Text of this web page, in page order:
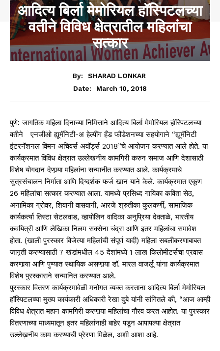
आदित्य बिर्ला मेमोरियल हॉस्पिटलच्या
वतीने विविध क्षेत्रातील महिलांचा
सत्कार
By:
SHARAD LONKAR
Date:
March 10, 2018
पुणे: जागतिक महिला दिनाच्या निमित्ताने आदित्य बिर्ला मेमोरियल हॉस्पिटलच्या
वतीने एनजीओ ह्यूमॅनिटी-अ हेल्पींग हँड फौंडेशनच्या सहयोगाने “ह्यूमॅनिटी
इंटरनॅशनल विमन अचिवर्स अवॉर्ड्स 2018”चे आयोजन करण्यात आले होते. या
कार्यक्रमात विविध क्षेत्रात उल्लेखनीय कामगिरी करुन समाज आणि देशासाठी
विशेष योगदान देणार्‍या महिलांना सन्मानीत करण्यात आले. कार्यक्रमाचे
सुत्रसंचालन निर्माता आणि दिग्दर्शक फर्ज खान याने केले. कार्यक्रमात एकूण
26 महिलांचा सत्कार करण्यात आला. यामध्ये प्रसिध्द गायिका कविता सेठ,
अनामिका ग्रोवर, शिवानी वासवानी, आरजे श्रुतीका कुलकर्णी, सामाजिक
कार्यकर्त्या तिस्टा सेटलवाड, व्हायोलिन वादिका अनुप्रिया देवताळे, भारतीय
कवयित्री आणि लेखिका निलम सक्सेना चंद्रा आणि इतर महिलांचा समावेश
होता. (खाली पुरस्कार विजेत्या महिलांची संपूर्ण यादी) महिला सबलीकरणाबाबत
जागृती करण्यासाठी 7 खंडांमधील 45 देशांमध्ये 1 लाख किलोमीटर्सचा प्रवास
करणार्‍या आणि पुण्यात स्थायिक असणार्‍या डॉ. मारल वाजर्लू यांना कार्यक्रमात
विशेष पुरस्काराने सन्मानित करण्यात आले.
पुरस्कार वितरण कार्यक्रमावेळी मनोगत व्यक्त करताना आदित्य बिर्ला मेमोरियल
हॉस्पिटलच्या मुख्य कार्यकारी अधिकारी रेखा दुबे यांनी सांगितले की, “आज आम्ही
विविध क्षेत्रात महान कामगिरी करणार्‍या महिलांचा गौरव करत आहोत. या पुरस्कार
वितरणाच्या माध्यमातून इतर महिलांनाही बाहेर पडून आपापल्या क्षेत्रात
उल्लेख़नीय काम करण्याची प्रेरणा मिळेल, अशी आशा आहे.